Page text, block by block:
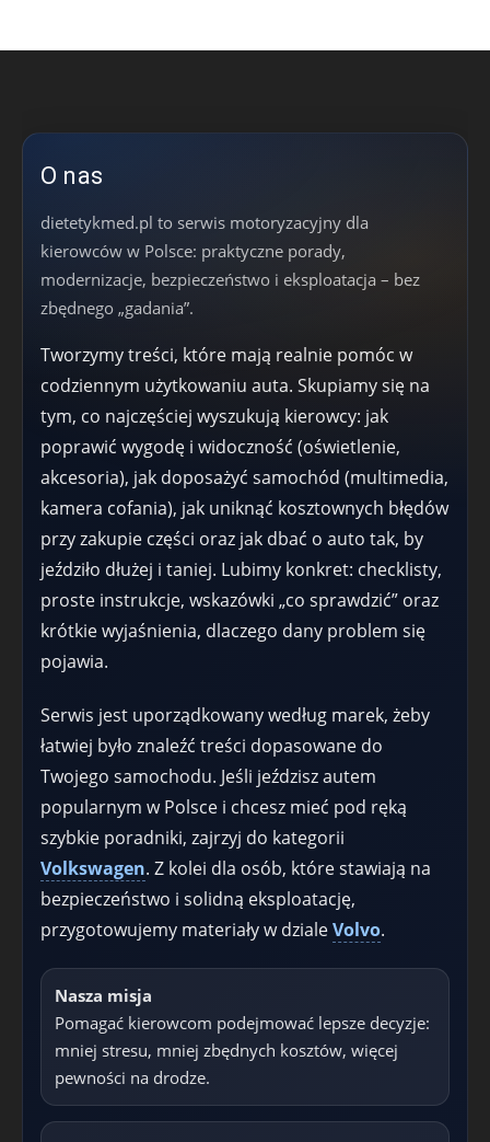
O nas
dietetykmed.pl to serwis motoryzacyjny dla
kierowców w Polsce: praktyczne porady,
modernizacje, bezpieczeństwo i eksploatacja – bez
zbędnego „gadania”.
Tworzymy treści, które mają realnie pomóc w
codziennym użytkowaniu auta. Skupiamy się na
tym, co najczęściej wyszukują kierowcy: jak
poprawić wygodę i widoczność (oświetlenie,
akcesoria), jak doposażyć samochód (multimedia,
kamera cofania), jak uniknąć kosztownych błędów
przy zakupie części oraz jak dbać o auto tak, by
jeździło dłużej i taniej. Lubimy konkret: checklisty,
proste instrukcje, wskazówki „co sprawdzić” oraz
krótkie wyjaśnienia, dlaczego dany problem się
pojawia.
Serwis jest uporządkowany według marek, żeby
łatwiej było znaleźć treści dopasowane do
Twojego samochodu. Jeśli jeździsz autem
popularnym w Polsce i chcesz mieć pod ręką
szybkie poradniki, zajrzyj do kategorii
Volkswagen. Z kolei dla osób, które stawiają na
bezpieczeństwo i solidną eksploatację,
przygotowujemy materiały w dzialeVolvo.
Nasza misja
Pomagać kierowcom podejmować lepsze decyzje:
mniej stresu, mniej zbędnych kosztów, więcej
pewności na drodze.